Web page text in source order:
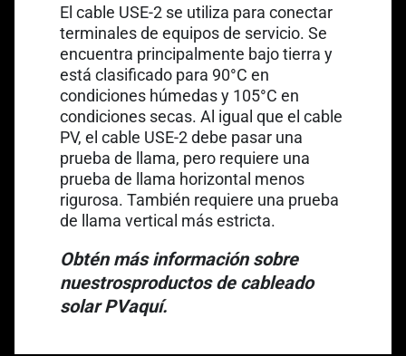
Link opens in a new tab
El cable USE-2 se utiliza para conectar
terminales de equipos de servicio. Se
encuentra principalmente bajo tierra y
está clasificado para 90°C en
condiciones húmedas y 105°C en
condiciones secas. Al igual que el cable
PV, el cable USE-2 debe pasar una
prueba de llama, pero requiere una
prueba de llama horizontal menos
rigurosa. También requiere una prueba
de llama vertical más estricta.
Obtén más información sobre
nuestrosLink opens in a new tab
productos de cableado
solar PVaquí.